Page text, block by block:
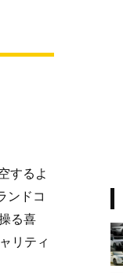
するよ
ンドコ
る喜
リティ